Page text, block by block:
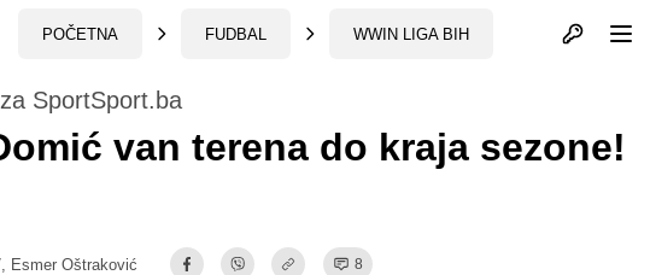
POČETNA FUDBAL WWIN LIGA BIH Otvori profil
SportSport.ba
van terena do kraja sezone!
Esmer Oštraković 8